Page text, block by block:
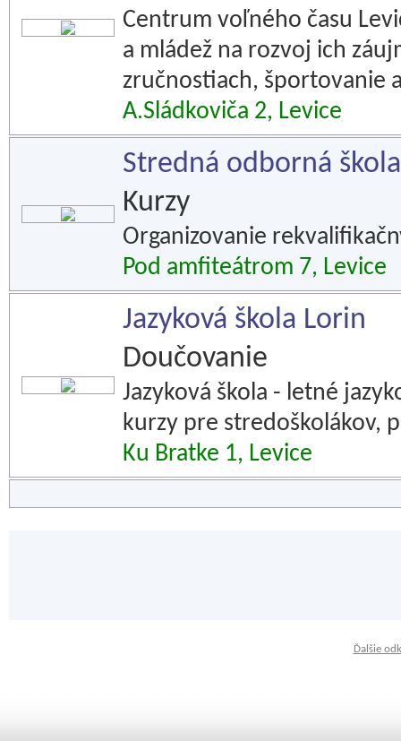
Centrum voľného času
a mládež na rozvoj ich
zručnostiach, športovanie
A.Sládkoviča 2, Levice
Stredná odborná
Kurzy
Organizovanie
Pod amfiteátrom 7, Levice
Jazyková škola Lorin
Doučovanie
Jazyková škola - letné
kurzy pre stredoškolákov,
Ku Bratke 1, Levice
Ďalšie